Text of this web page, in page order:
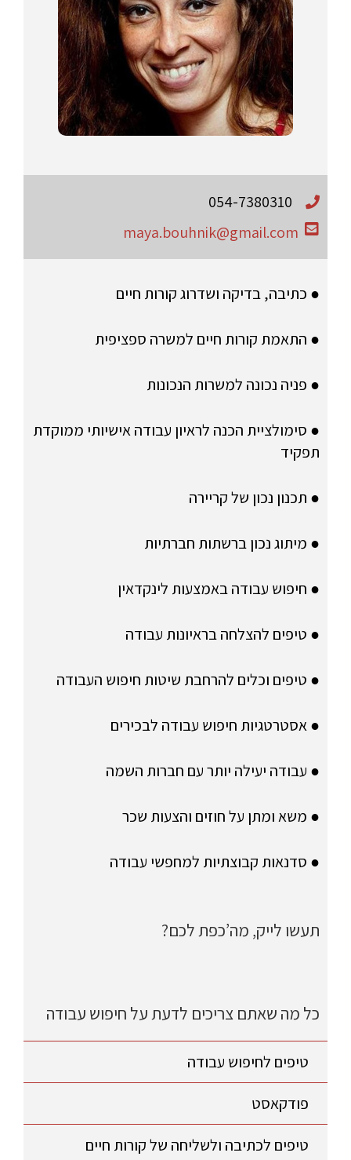
054-7380310
maya.bouhnik@gmail.com
● כתיבה, בדיקה ושדרוג קורות חיים
● התאמת קורות חיים למשרה ספציפית
● פניה נכונה למשרות הנכונות
● סימולציית הכנה לראיון עבודה אישיותי ממוקדת
תפקיד
● תכנון נכון של קריירה
● מיתוג נכון ברשתות חברתיות
● חיפוש עבודה באמצעות לינקדאין
● טיפים להצלחה בראיונות עבודה
● טיפים וכלים להרחבת שיטות חיפוש העבודה
● אסטרטגיות חיפוש עבודה לבכירים
● עבודה יעילה יותר עם חברות השמה
● משא ומתן על חוזים והצעות שכר
● סדנאות קבוצתיות למחפשי עבודה
תעשו לייק, מה’כפת לכם?
כל מה שאתם צריכים לדעת על חיפוש עבודה
טיפים לחיפוש עבודה
פודקאסט
טיפים לכתיבה ולשליחה של קורות חיים